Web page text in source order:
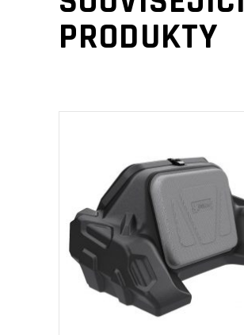
PRODUKTY
PŘIDAT DO KOŠÍKU